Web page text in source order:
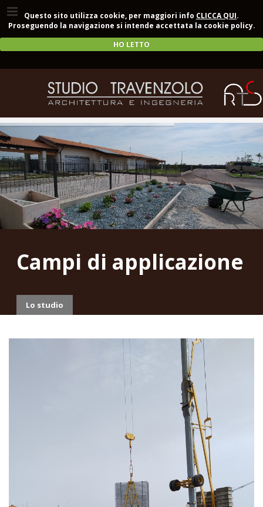
Questo sito utilizza cookie, per maggiori info CLICCA QUI.
Proseguendo la navigazione si intende accettata la cookie policy.
HO LETTO
Campi di applicazione
Lo studio